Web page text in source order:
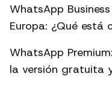
WhatsApp
Europa: ¿Qué está
WhatsApp
la versión gratuita